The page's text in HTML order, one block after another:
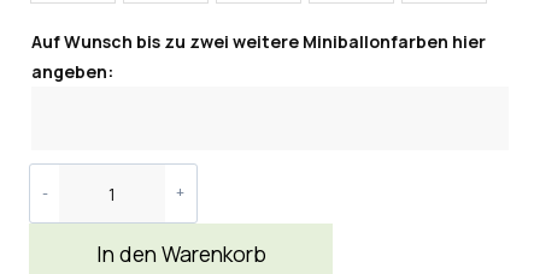
Auf Wunsch bis zu zwei weitere Miniballonfarben hier
angeben:
In den Warenkorb